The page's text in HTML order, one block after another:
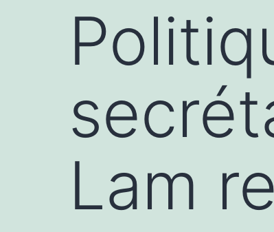
Lam